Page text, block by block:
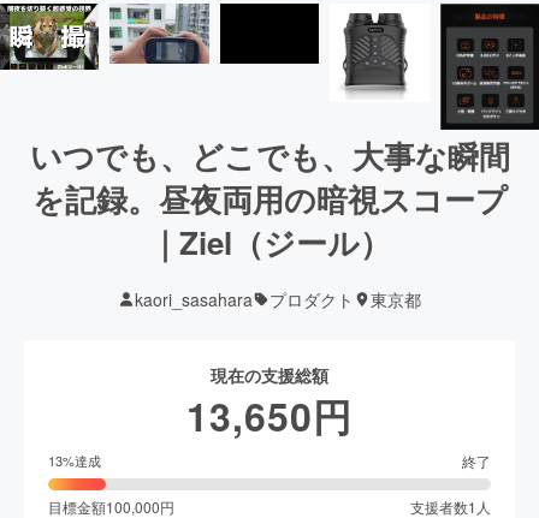
いつでも、どこでも、大事な瞬間
を記録。昼夜両用の暗視スコープ
｜Ziel（ジール）
kaori_sasahara プロダクト 東京都
現在の支援総額
13,650円
13%達成 終了
目標金額100,000円 支援者数1 人